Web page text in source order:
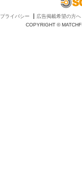
プライバシー
広告掲載希望の方へ
COPYRIGHT ©